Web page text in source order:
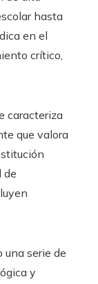
hasta
en el
crítico,
caracteriza
que valora
de
una serie de
y